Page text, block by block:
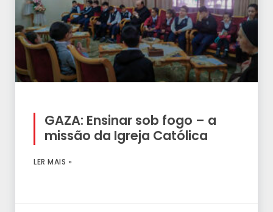
GAZA: Ensinar sob fogo – a
missão da Igreja Católica
LER MAIS »